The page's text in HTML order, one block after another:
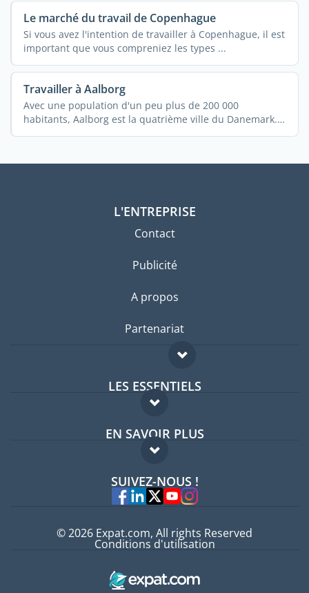
Le marché du travail de Copenhague
Si vous avez l'intention de travailler à Copenhague, il est
important que vous compreniez les types ...
Travailler à Aalborg
Avec une population d'un peu plus de 200 000
habitants, Aalborg est la quatrième ville du Danemark.
Elle est ...
L'ENTREPRISE
Contact
Publicité
A propos
Partenariat
LES ESSENTIELS
Forum expatriés
Guides pays
EN SAVOIR PLUS
FAQ
Experts
SUIVEZ-NOUS !
© 2026 Expat.com, All rights Reserved
Conditions d'utilisation